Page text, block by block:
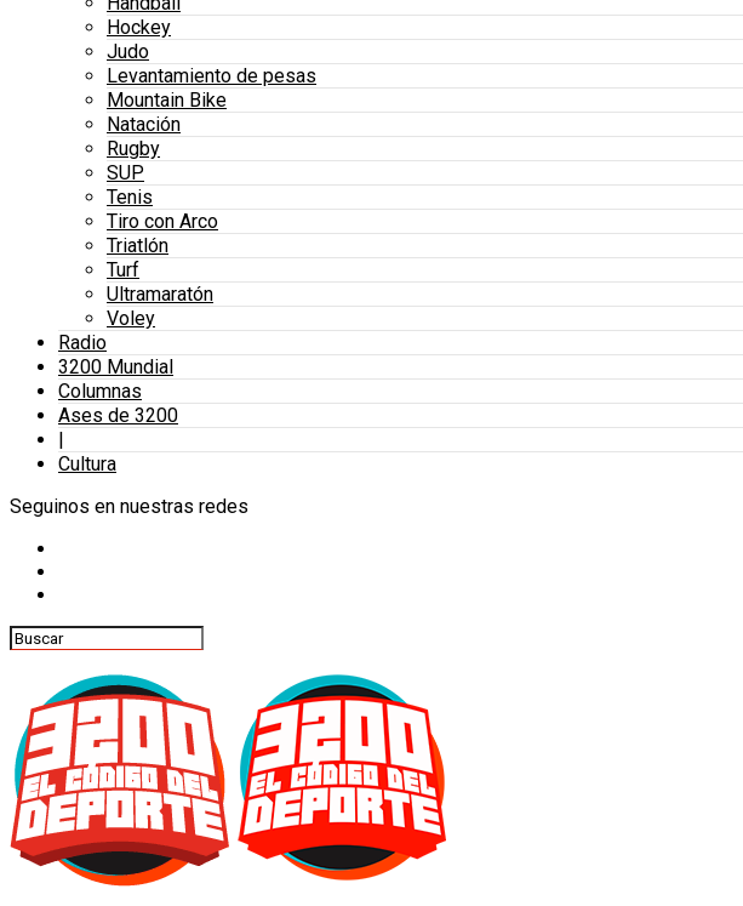
Hockey
Judo
Levantamiento de pesas
Mountain Bike
Natación
Rugby
SUP
Tenis
Tiro con Arco
Triatlón
Turf
Ultramaratón
Voley
Radio
3200 Mundial
Columnas
Ases de 3200
|
Cultura
Seguinos en nuestras redes